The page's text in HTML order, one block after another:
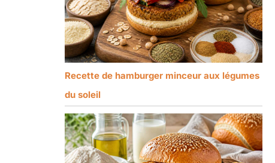
Recette de hamburger minceur aux légumes
du soleil